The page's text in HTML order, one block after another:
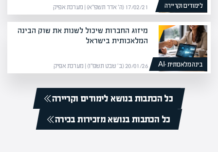
לימודים וקריירה 17/02/21 (ה׳ אדר תשפ״א) | מערכת אפיק
בינה מלאכותית -AI
מיזוג החברות שיכול לשנות את שוק הבינה
המלאכותית בישראל
20/01/26 (ב׳ שבט תשפ״ו) | מערכת אפיק
כל הכתבות בנושא לימודים וקריירה
כל הכתבות בנושא מזכירות בכירה